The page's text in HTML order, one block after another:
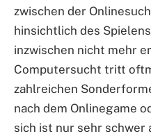
zwischen der
hinsichtlich des
inzwischen nicht mehr
Computersucht tritt
zahlreichen
nach dem Onlinegame
sich ist nur sehr schwer